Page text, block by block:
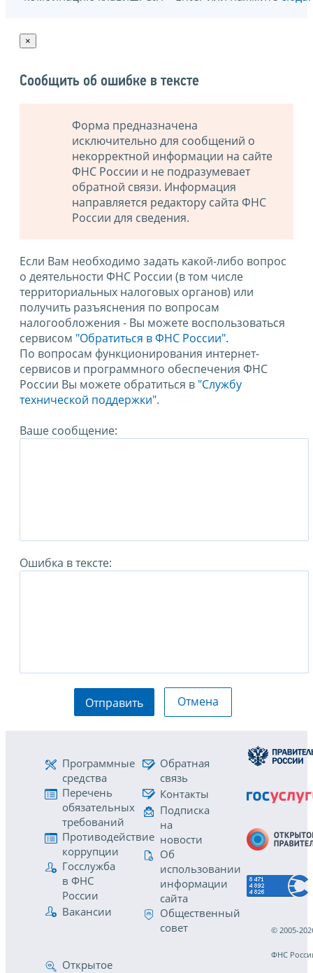
×
Сообщить об ошибке в тексте
Форма предназначена
исключительно для сообщений о
некорректной информации на сайте
ФНС России и не подразумевает
обратной связи. Информация
направляется редактору сайта ФНС
России для сведения.
Если Вам необходимо задать какой-либо вопрос
о деятельности ФНС России (в том числе
территориальных налоговых органов) или
получить разъяснения по вопросам
налогообложения - Вы можете воспользоваться
сервисом "Обратиться в ФНС России".
По вопросам функционирования интернет-
сервисов и программного обеспечения ФНС
России Вы можете обратиться в "Службу
технической поддержки".
Ваше сообщение:
Ошибка в тексте:
Отправить Отмена
Программные
средства
Перечень
обязательных
требований
Противодействие
коррупции
Госслужба
в ФНС
России
Вакансии
Обратная
связь
Контакты
Подписка
на
новости
Об
использовании
информации
сайта
Общественный
совет
Открытое
© 2005-
ФНС